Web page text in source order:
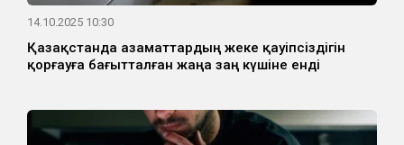
14.10.2025 10:30
Қазақстанда азаматтардың жеке қауіпсіздігін
қорғауға бағытталған жаңа заң күшіне енді